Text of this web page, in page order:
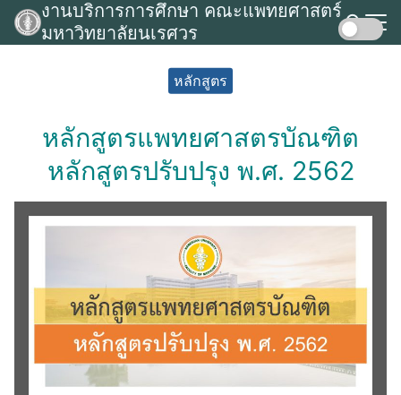
Skip
งานบริการการศึกษา คณะแพทยศาสตร์
มหาวิทยาลัยนเรศวร
หลักสูตร
หลักสูตรแพทยศาสตรบัณฑิต
หลักสูตรปรับปรุง พ.ศ. 2562